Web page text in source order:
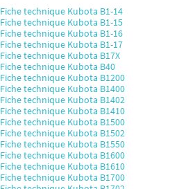
Fiche technique Kubota B1-14
Fiche technique Kubota B1-15
Fiche technique Kubota B1-16
Fiche technique Kubota B1-17
Fiche technique Kubota B17X
Fiche technique Kubota B40
Fiche technique Kubota B1200
Fiche technique Kubota B1400
Fiche technique Kubota B1402
Fiche technique Kubota B1410
Fiche technique Kubota B1500
Fiche technique Kubota B1502
Fiche technique Kubota B1550
Fiche technique Kubota B1600
Fiche technique Kubota B1610
Fiche technique Kubota B1700